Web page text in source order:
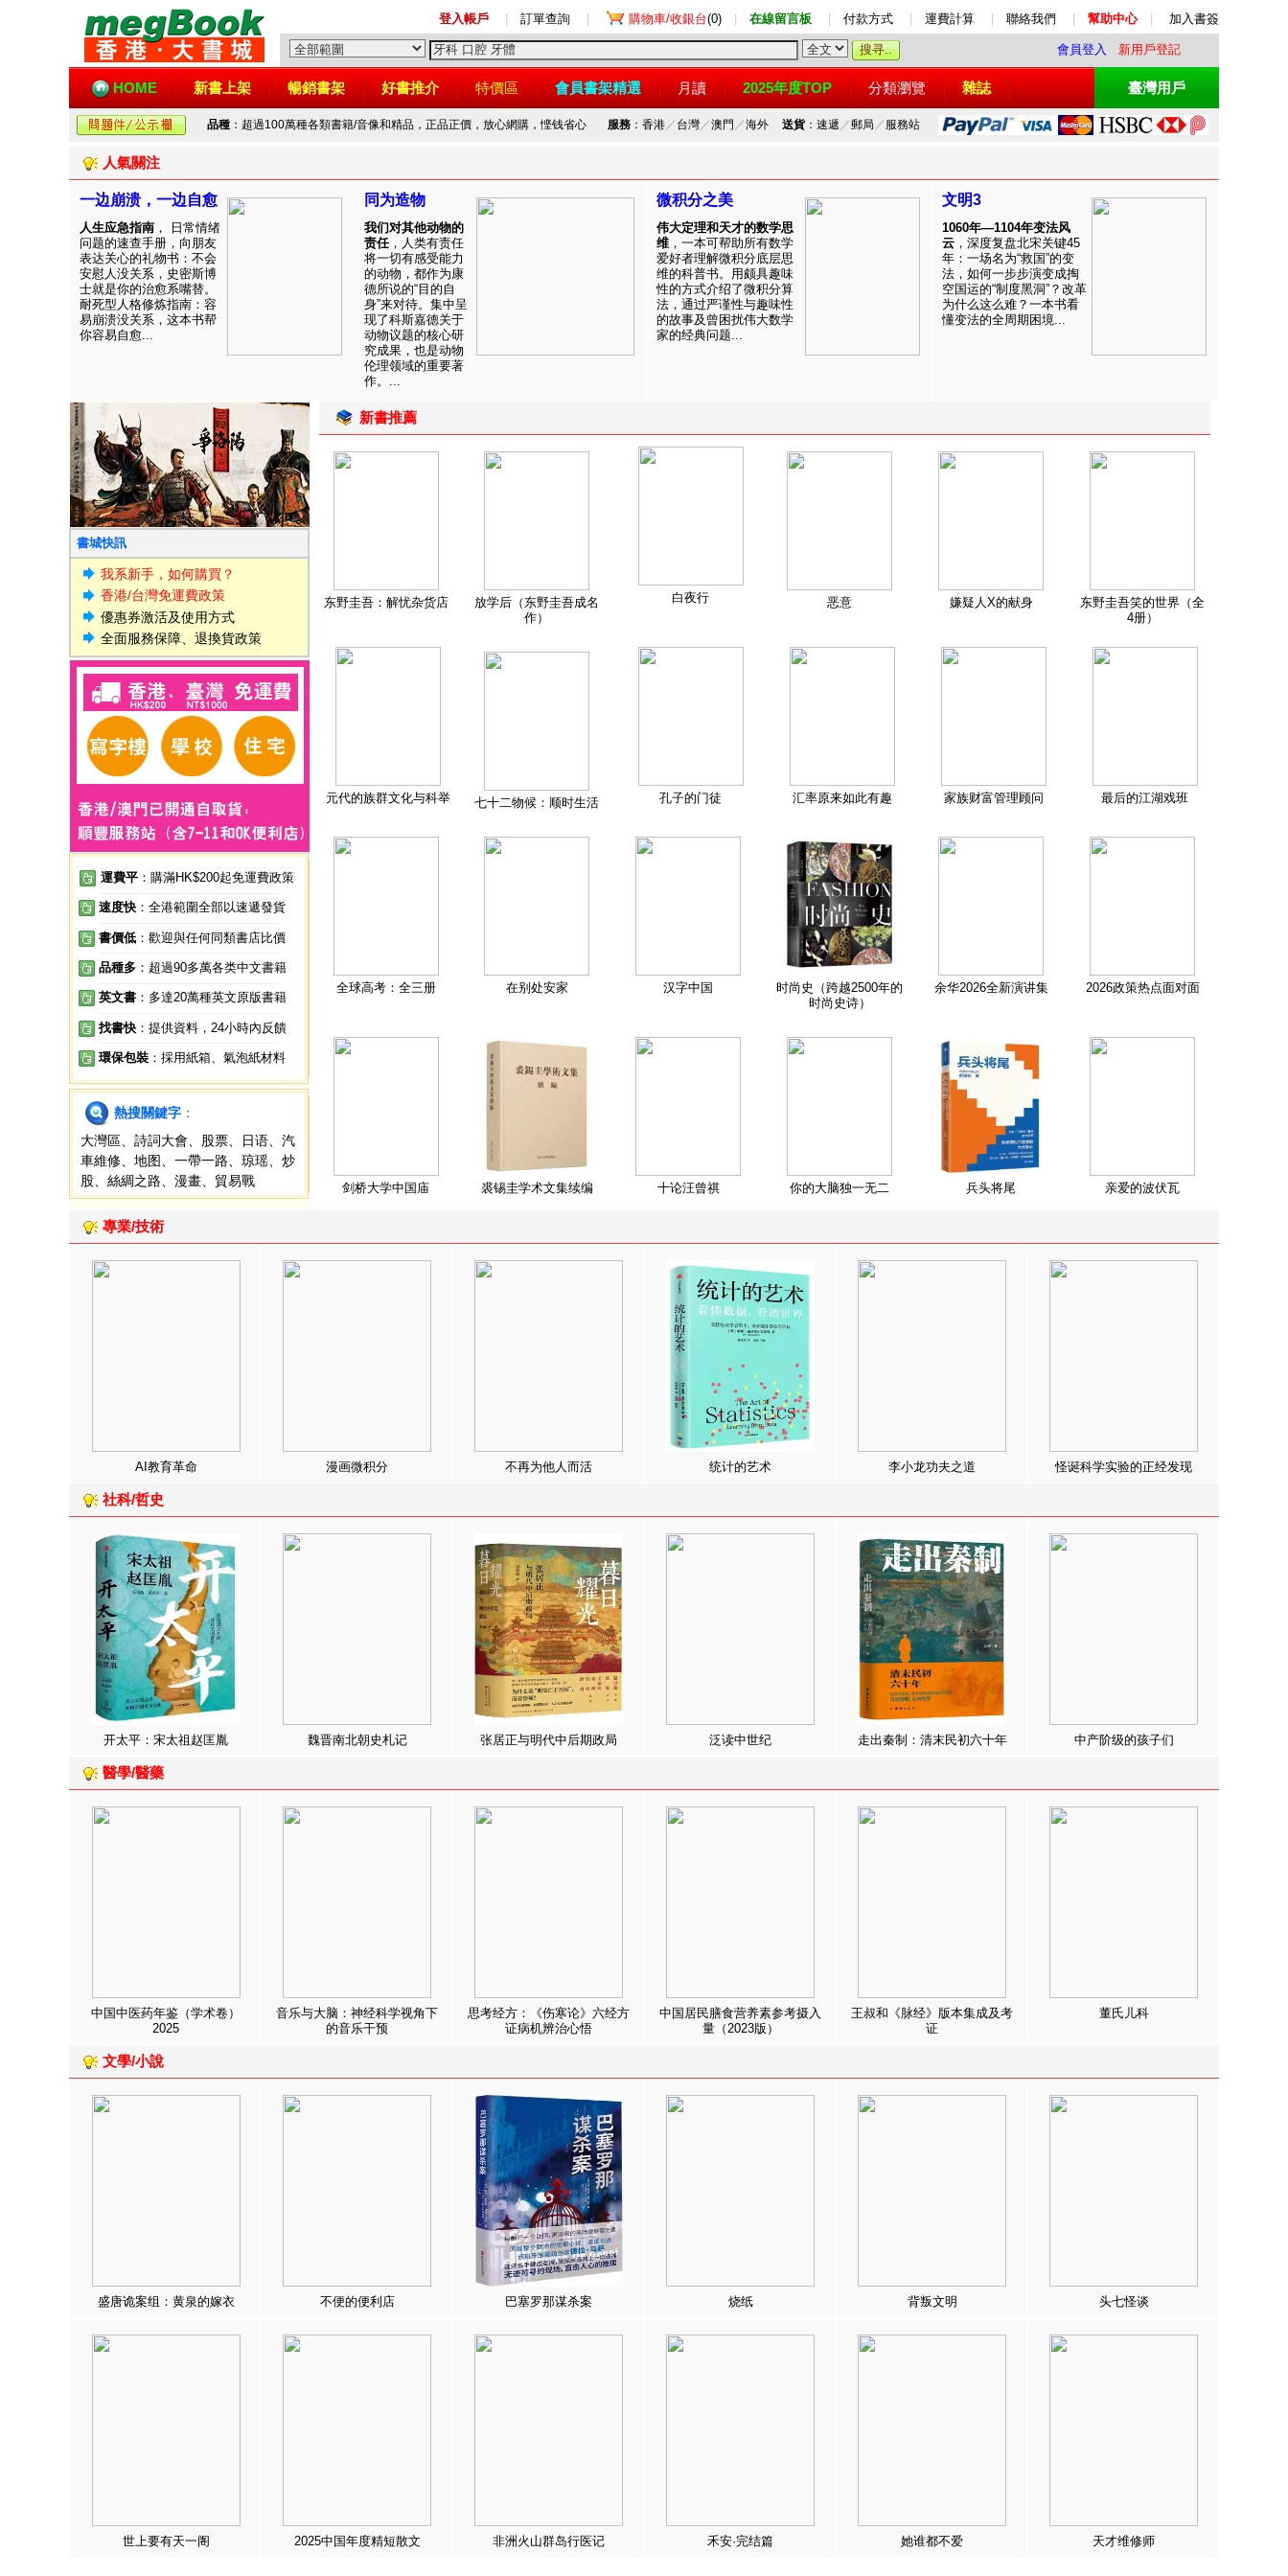
登入帳戶 訂單查詢 購物車/收銀台(0) 在線留言板 付款方式 運費計算 聯絡我們 幫助中心 加入書簽
會員登入 新用戶登記
HOME 新書上架 暢銷書架 好書推介 特價區 會員書架精選 月讀 2025年度TOP 分類瀏覽 雜誌 臺灣用戶
品種 ：超過100萬種各類書籍/音像和精品，正品正價，放心網購，悭钱省心 服務：香港／ 台灣／澳門 ／海外 送貨：速遞 ／郵局 ／ 服務站
人氣關注
一边崩溃，一边自愈
人生应急指南 ， 日常情绪
问题的速查手册，向朋友
表达关心的礼物书：不会
安慰人没关系，史密斯博
士就是你的治愈系嘴替。
耐死型人格修炼指南：容
易崩溃没关系，这本书帮
你容易自愈...
同为造物
我们对其他动物的
责任，人类有责任
将一切有感受能力
的动物，都作为康
德所说的“目的自
身”来对待。集中呈
现了科斯嘉德关于
动物议题的核心研
究成果，也是动物
伦理领域的重要著
作。...
微积分之美
伟大定理和天才的数学思
维 ，一本可帮助所有数学
爱好者理解微积分底层思
维的科普书。用颇具趣味
性的方式介绍了微积分算
法，通过严谨性与趣味性
的故事及曾困扰伟大数学
家的经典问题...
文明3
1060年—1104年变法风
云 ，深度复盘北宋关键45
年：一场名为“救国”的变
法，如何一步步演变成掏
空国运的“制度黑洞”？改革
为什么这么难？一本书看
懂变法的全周期困境...
書城快訊
我系新手，如何購買？
香港/台灣免運費政策
優惠券激活及使用方式
全面服務保障、退換貨政策
運費平 ：購滿HK$200起免運費政策
速度快 ：全港範圍全部以速遞發貨
書價低 ：歡迎與任何同類書店比價
品種多 ：超過90多萬各类中文書籍
英文書 ：多達20萬種英文原版書籍
找書快 ：提供資料，24小時內反饋
環保包裝 ：採用紙箱、氣泡紙材料
熱搜關鍵字 ：
大灣區
詩詞大會 股票 日语
汽
車維修
地图 一帶一路 琼瑶
炒
股
絲綢之路 漫畫 貿易戰
新書推薦
东野圭吾：解忧杂货店
放学后（东野圭吾成名
作）
白夜行 恶意 嫌疑人X的献身
东野圭吾笑的世界（全
4册）
元代的族群文化与科举 七十二物候：顺时生活 孔子的门徒 汇率原来如此有趣 家族财富管理顾问 最后的江湖戏班
全球高考：全三册 在别处安家 汉字中国
时尚史（跨越2500年的
时尚史诗）
余华2026全新演讲集 2026政策热点面对面
剑桥大学中国庙 裘锡圭学术文集续编 十论汪曾祺 你的大脑独一无二 兵头将尾 亲爱的波伏瓦
專業/技術
AI教育革命 漫画微积分 不再为他人而活 统计的艺术 李小龙功夫之道 怪诞科学实验的正经发现
社科/哲史
开太平：宋太祖赵匡胤 魏晋南北朝史札记 张居正与明代中后期政局 泛读中世纪 走出秦制：清末民初六十年 中产阶级的孩子们
醫學/醫藥
中国中医药年鉴（学术卷）
2025
音乐与大脑：神经科学视角下
的音乐干预
思考经方：《伤寒论》六经方
证病机辨治心悟
中国居民膳食营养素参考摄入
量（2023版）
王叔和《脉经》版本集成及考
证
董氏儿科
文學/小說
盛唐诡案组：黄泉的嫁衣 不便的便利店 巴塞罗那谋杀案 烧纸 背叛文明 头七怪谈
世上要有天一阁 2025中国年度精短散文 非洲火山群岛行医记 禾安·完结篇 她谁都不爱 天才维修师